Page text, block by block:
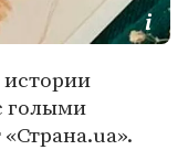
истории
голыми